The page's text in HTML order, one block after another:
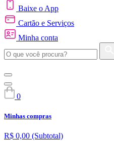
Baixe o App
Cartão e Serviços
Minha conta
0
Minhas compras
R$ 0,00 (Subtotal)